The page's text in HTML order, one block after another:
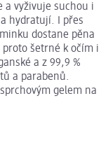
a vyživuje suchou i
hydratují. I přes
dostane pěna
šetrné k očím i
a z 99,9 %
a parabenů.
gelem na